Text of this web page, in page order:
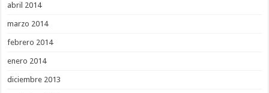
abril 2014
marzo 2014
febrero 2014
enero 2014
diciembre 2013